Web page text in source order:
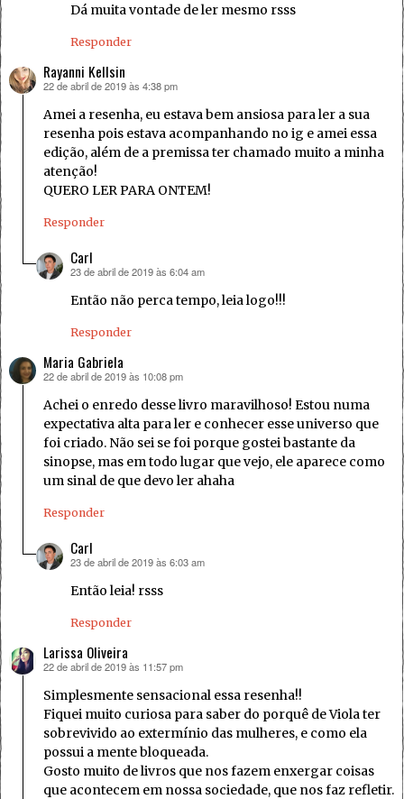
Dá muita vontade de ler mesmo rsss
Responder
Rayanni Kellsin
disse:
22 de abril de 2019 às 4:38 pm
Amei a resenha, eu estava bem ansiosa para ler a sua
resenha pois estava acompanhando no ig e amei essa
edição, além de a premissa ter chamado muito a minha
atenção!
QUERO LER PARA ONTEM!
Responder
Carl
disse:
23 de abril de 2019 às 6:04 am
Então não perca tempo, leia logo!!!
Responder
Maria Gabriela
disse:
22 de abril de 2019 às 10:08 pm
Achei o enredo desse livro maravilhoso! Estou numa
expectativa alta para ler e conhecer esse universo que
foi criado. Não sei se foi porque gostei bastante da
sinopse, mas em todo lugar que vejo, ele aparece como
um sinal de que devo ler ahaha
Responder
Carl
disse:
23 de abril de 2019 às 6:03 am
Então leia! rsss
Responder
Larissa Oliveira
disse:
22 de abril de 2019 às 11:57 pm
Simplesmente sensacional essa resenha!!
Fiquei muito curiosa para saber do porquê de Viola ter
sobrevivido ao extermínio das mulheres, e como ela
possui a mente bloqueada.
Gosto muito de livros que nos fazem enxergar coisas
que acontecem em nossa sociedade, que nos faz refletir.